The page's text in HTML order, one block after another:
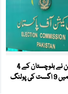
الیکشن کمیشن نے بلوچستان کے 4
بلدیاتی حلقوں میں 9 اگست کی پولنگ